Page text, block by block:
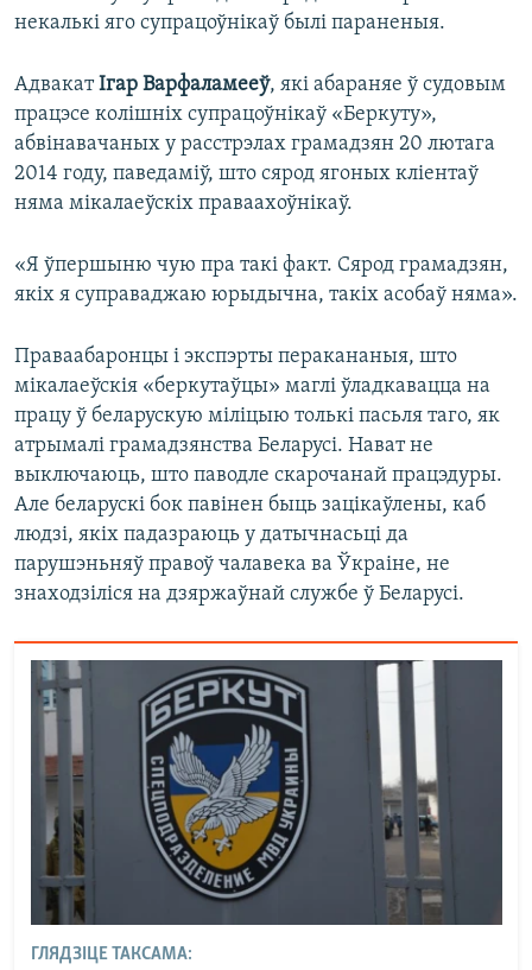
некалькі яго супрацоўнікаў былі параненыя.
АдвакатІгар Варфаламееў, які абараняе ў судовым
працэсе колішніх супрацоўнікаў «Беркуту»,
абвінавачаных у расстрэлах грамадзян 20 лютага
2014 году, паведаміў, што сярод ягоных кліентаў
няма мікалаеўскіх праваахоўнікаў.
«Я ўпершыню чую пра такі факт. Сярод грамадзян,
якіх я суправаджаю юрыдычна, такіх асобаў няма».
Праваабаронцы і экспэрты перакананыя, што
мікалаеўскія «беркутаўцы» маглі ўладкавацца на
працу ў беларускую міліцыю толькі пасьля таго, як
атрымалі грамадзянства Беларусі. Нават не
выключаюць, што паводле скарочанай працэдуры.
Але беларускі бок павінен быць зацікаўлены, каб
людзі, якіх падазраюць у датычнасьці да
парушэньняў правоў чалавека ва Ўкраіне, не
знаходзіліся на дзяржаўнай службе ў Беларусі.
ГЛЯДЗІЦЕ ТАКСАМА: